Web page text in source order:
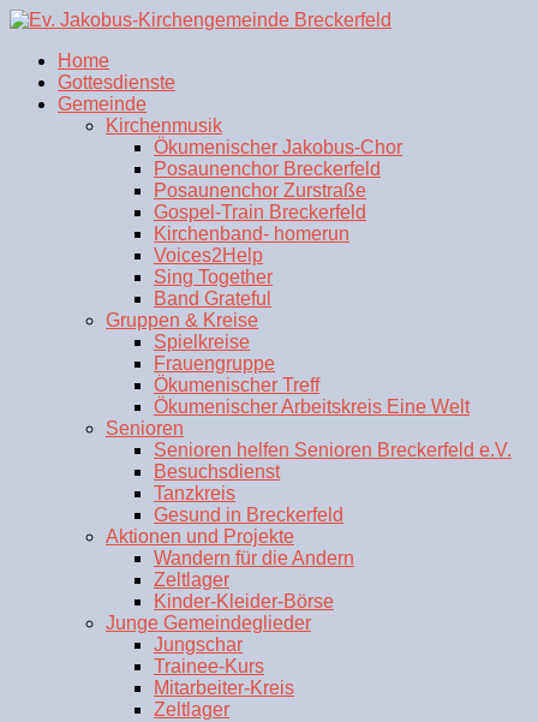
Home
Gottesdienste
Gemeinde
Kirchenmusik
Ökumenischer Jakobus-Chor
Posaunenchor Breckerfeld
Posaunenchor Zurstraße
Gospel-Train Breckerfeld
Kirchenband- homerun
Voices2Help
Sing Together
Band Grateful
Gruppen & Kreise
Spielkreise
Frauengruppe
Ökumenischer Treff
Ökumenischer Arbeitskreis Eine Welt
Senioren
Senioren helfen Senioren Breckerfeld e.V.
Besuchsdienst
Tanzkreis
Gesund in Breckerfeld
Aktionen und Projekte
Wandern für die Andern
Zeltlager
Kinder-Kleider-Börse
Junge Gemeindeglieder
Jungschar
Trainee-Kurs
Mitarbeiter-Kreis
Zeltlager